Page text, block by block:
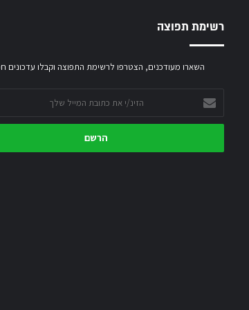
רשימת תפוצה
השארו מעודכנים, הצטרפו לרשימת התפוצה וקבלו עדכונים
את
כתובת
שלך